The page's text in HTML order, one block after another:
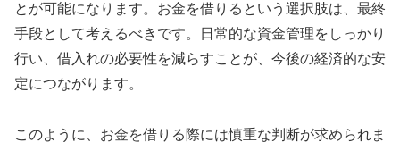
とが可能になります。お金を借りるという選択肢は、最終
手段として考えるべきです。日常的な資金管理をしっかり
行い、借入れの必要性を減らすことが、今後の経済的な安
定につながります。
このように、お金を借りる際には慎重な判断が求められま